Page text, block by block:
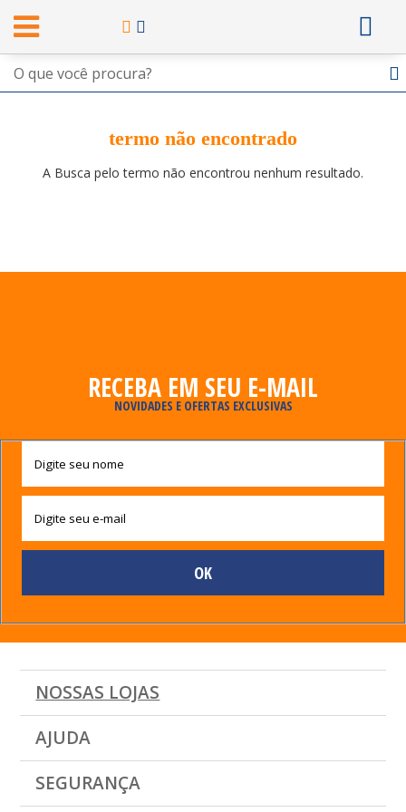
termo não encontrado
A Busca pelo termo não encontrou nenhum resultado.
RECEBA EM SEU E-MAIL
NOVIDADES E OFERTAS EXCLUSIVAS
NOSSAS LOJAS
AJUDA
SEGURANÇA